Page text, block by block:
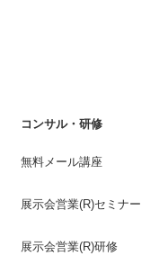
コンサル・研修
無料メール講座
展示会営業(R)セミナー
展示会営業(R)研修